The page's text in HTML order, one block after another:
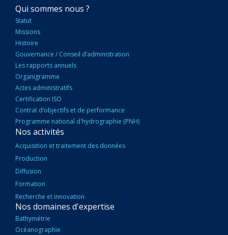
NAVIGATION
PRINCIPALE
Qui sommes nous ?
Statut
Missions
Histoire
Gouvernance / Conseil d’administration
Les rapports annuels
Organigramme
Actes administratifs
Certification ISO
Contrat d’objectifs et de performance
Programme national d'hydrographie (PNH)
Nos activités
Acquisition et traitement des données
Production
Diffusion
Formation
Recherche et innovation
Nos domaines d'expertise
Bathymétrie
Océanographie